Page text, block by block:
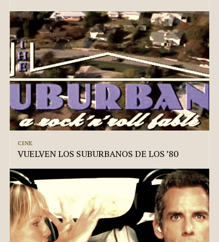
CINE
VUELVEN LOS SUBURBANOS DE LOS ’80